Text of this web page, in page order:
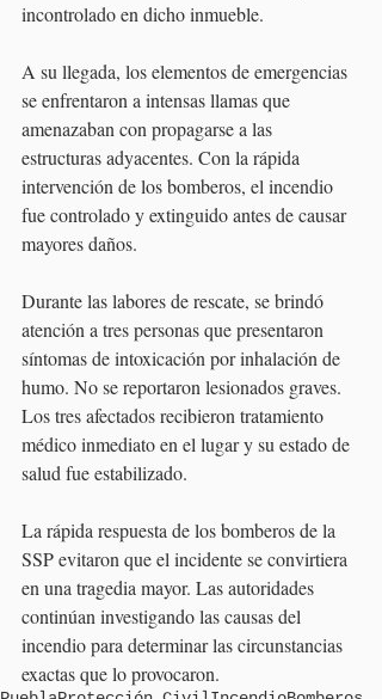
incontrolado en dicho inmueble.
A su llegada, los elementos de emergencias
se enfrentaron a intensas llamas que
amenazaban con propagarse a las
estructuras adyacentes. Con la rápida
intervención de los bomberos, el incendio
fue controlado y extinguido antes de causar
mayores daños.
Durante las labores de rescate, se brindó
atención a tres personas que presentaron
síntomas de intoxicación por inhalación de
humo. No se reportaron lesionados graves.
Los tres afectados recibieron tratamiento
médico inmediato en el lugar y su estado de
salud fue estabilizado.
La rápida respuesta de los bomberos de la
SSP evitaron que el incidente se convirtiera
en una tragedia mayor. Las autoridades
continúan investigando las causas del
incendio para determinar las circunstancias
exactas que lo provocaron.